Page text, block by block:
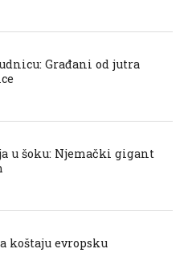
Građani od jutra
u šoku: Njemački gigant
koštaju evropsku